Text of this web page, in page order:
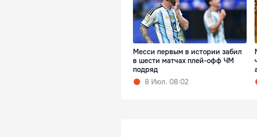
Месси первым в истории забил
в шести матчах плей-офф ЧМ
подряд
8 Июл. 08:02